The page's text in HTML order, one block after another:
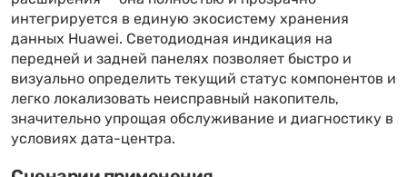
интегрируется в единую экосистему хранения
данных Huawei. Светодиодная индикация на
передней и задней панелях позволяет быстро и
визуально определить текущий статус компонентов и
легко локализовать неисправный накопитель,
значительно упрощая обслуживание и диагностику в
условиях дата-центра.